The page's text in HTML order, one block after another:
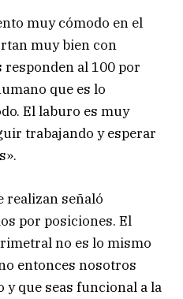
muy cómodo en el
muy bien con
al 100 por
que es lo
El laburo es muy
trabajando y esperar
realizan señaló
por posiciones. El
no es lo mismo
entonces nosotros
y que seas funcional a la